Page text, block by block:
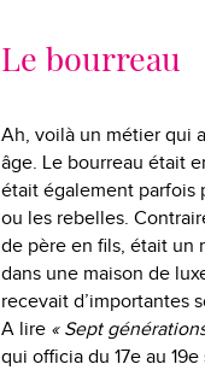
Le bourreau
Ah, voilà un métier qui
âge. Le bourreau était
était également parfois
ou les rebelles.
de père en fils, était un
dans une maison de
recevait d’importantes
A lire « Sept
qui officia du 17e au